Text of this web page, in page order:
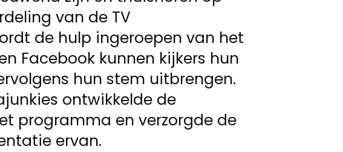
van de TV
de hulp ingeroepen van het
Facebook kunnen kijkers hun
hun stem uitbrengen.
ontwikkelde de
programma en verzorgde de
ervan.